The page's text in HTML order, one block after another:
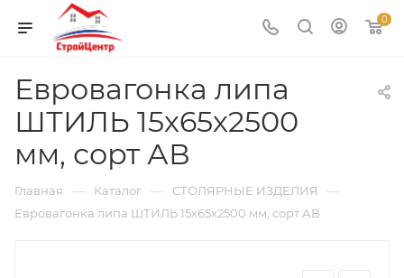
0
Евровагонка липа
ШТИЛЬ 15х65х2500
мм, сорт АВ
Главная — Каталог — СТОЛЯРНЫЕ ИЗДЕЛИЯ —
Евровагонка липа ШТИЛЬ 15х65х2500 мм, сорт АВ